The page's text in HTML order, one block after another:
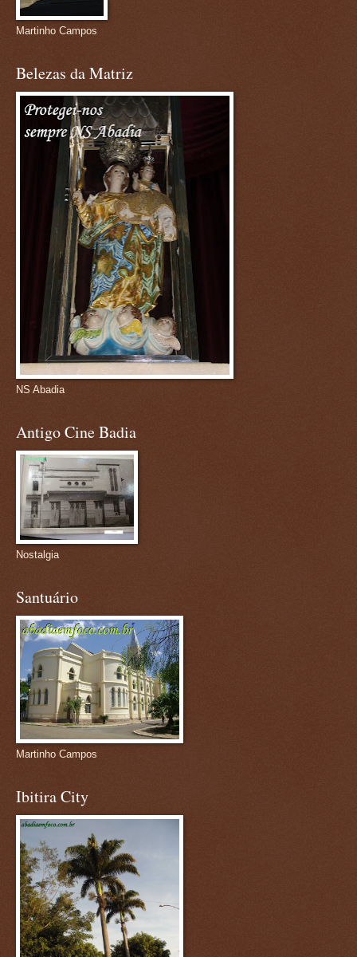
Martinho Campos
Belezas da Matriz
NS Abadia
Antigo Cine Badia
Nostalgia
Santuário
Martinho Campos
Ibitira City